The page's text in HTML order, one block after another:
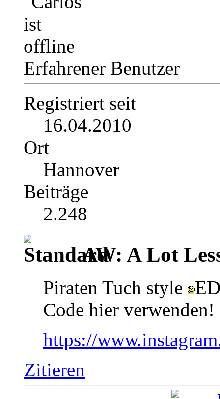
Erfahrener Benutzer
Registriert seit
16.04.2010
Ort
Hannover
Beiträge
2.248
AW: A Lot
Piraten Tuch style
Code hier verwenden!
https://
Zitieren